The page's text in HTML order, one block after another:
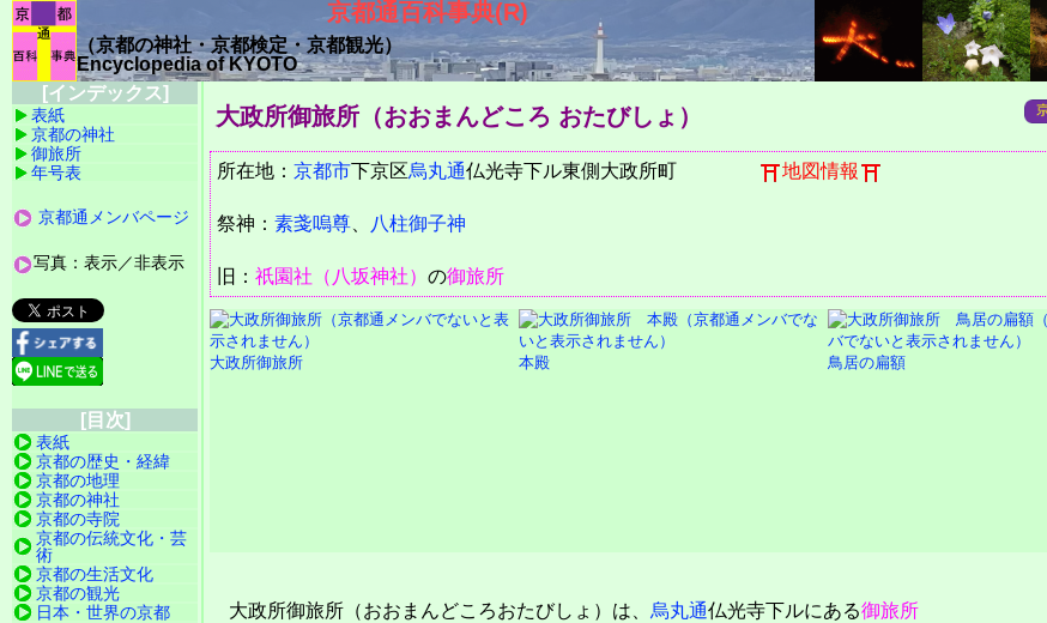
京都通百科事典(R)
（京都の神社・京都検定・京都観光）
Encyclopedia of KYOTO
大政所御旅所（おおまんどころ おたびしょ）
所在地： 京都市下京区烏丸通仏光寺下ル東側大政所町 地図情報
祭神： 素戔嗚尊 八柱御子神
旧： 祇園社（八坂神社） の御旅所
大政所御旅所 本殿 鳥居の扁額
大政所御旅所（おおまんどころおたびしょ）は、 烏丸通仏光寺下ルにある御旅所
[インデックス]
表紙
京都の神社
御旅所
年号表
京都通メンバページ
写真：表示／非表示
[目次]
表紙
京都の歴史・経緯
京都の地理
京都の神社
京都の寺院
京都の伝統文化・芸
術
京都の生活文化
京都の観光
日本・世界の京都